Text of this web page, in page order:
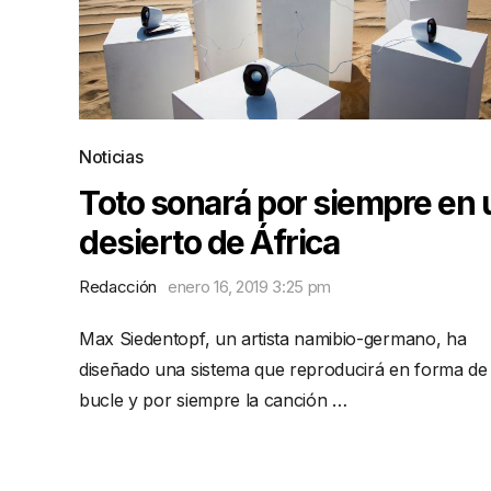
Noticias
Toto sonará por siempre en
desierto de África
Redacción enero 16, 2019 3:25 pm
Max Siedentopf, un artista namibio-germano, ha
diseñado una sistema que reproducirá en forma de
bucle y por siempre la canción …